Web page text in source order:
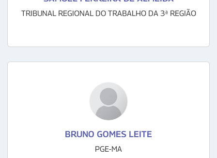
TRIBUNAL REGIONAL DO TRABALHO DA 3ª REGIÃO
BRUNO GOMES LEITE
PGE-MA